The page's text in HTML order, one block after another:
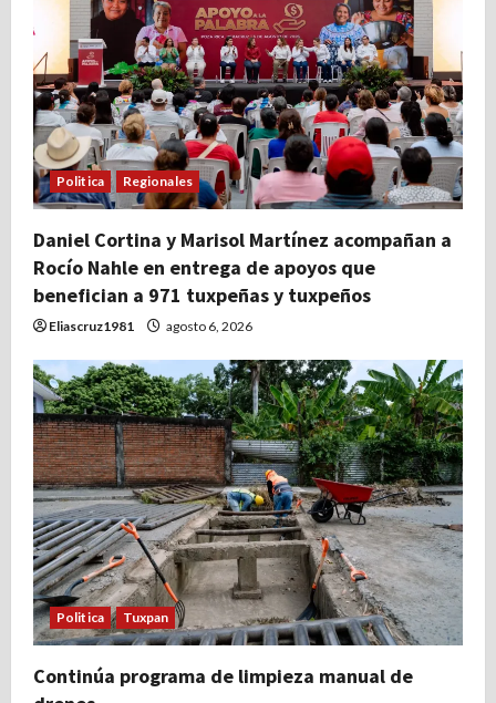
Politica Regionales
Daniel Cortina y Marisol Martínez acompañan a
Rocío Nahle en entrega de apoyos que
benefician a 971 tuxpeñas y tuxpeños
Eliascruz1981 agosto 6, 2026
Politica Tuxpan
Continúa programa de limpieza manual de